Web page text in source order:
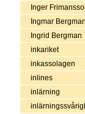
Inger
Ingmar Bergman
Ingrid Bergman
inkariket
inkassolagen
inlines
inlärning